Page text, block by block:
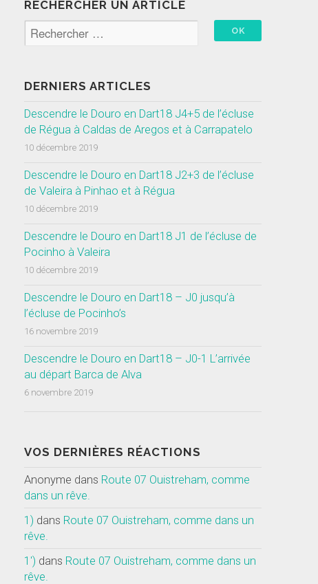
RECHERCHER UN ARTICLE
DERNIERS ARTICLES
Descendre le Douro en Dart18 J4+5 de l’écluse
de Régua à Caldas de Aregos et à Carrapatelo
10 décembre 2019
Descendre le Douro en Dart18 J2+3 de l’écluse
de Valeira à Pinhao et à Régua
10 décembre 2019
Descendre le Douro en Dart18 J1 de l’écluse de
Pocinho à Valeira
10 décembre 2019
Descendre le Douro en Dart18 – J0 jusqu’à
l’écluse de Pocinho’s
16 novembre 2019
Descendre le Douro en Dart18 – J0-1 L’arrivée
au départ Barca de Alva
6 novembre 2019
VOS DERNIÈRES RÉACTIONS
Anonyme dans Route 07 Ouistreham, comme
dans un rêve.
1) dans Route 07 Ouistreham, comme dans un
rêve.
1') dans Route 07 Ouistreham, comme dans un
rêve.